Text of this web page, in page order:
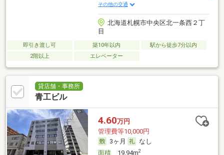
その他の交通
北海道札幌市中央区北一条西２丁
目
即引き渡し可 築10年以内
駅から徒歩7分以内
2階以上
エレベーター
貸店舗・事務所
青工ビル
4.60万円
管理費等10,000円
3ヶ月
なし
面積19.94m2